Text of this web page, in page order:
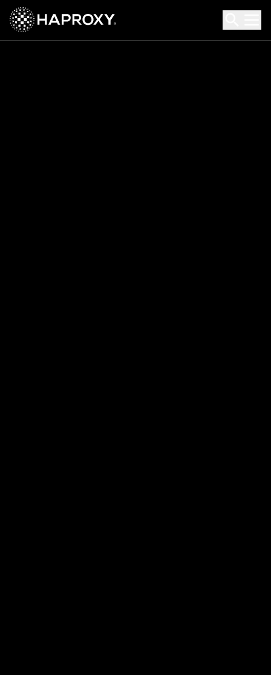
HAProxy Technologies
Search HAProxy Technologies